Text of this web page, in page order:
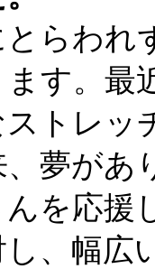
らわれ
す。最
トレッ
、夢が
を応援
、幅広